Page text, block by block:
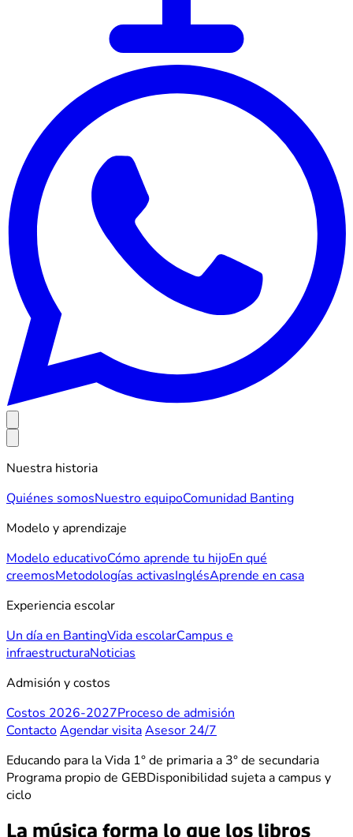
Nuestra historia
Quiénes somosNuestro equipoComunidad Banting
Modelo y aprendizaje
Modelo educativoCómo aprende tu hijoEn qué
creemosMetodologías activasInglésAprende en casa
Experiencia escolar
Un día en BantingVida escolarCampus e
infraestructuraNoticias
Admisión y costos
Costos 2026-2027Proceso de admisión
ContactoAgendar visitaAsesor 24/7
Educando para la Vida 1° de primaria a 3° de secundaria
Programa propio de GEBDisponibilidad sujeta a campus y
ciclo
La música forma lo que los libros